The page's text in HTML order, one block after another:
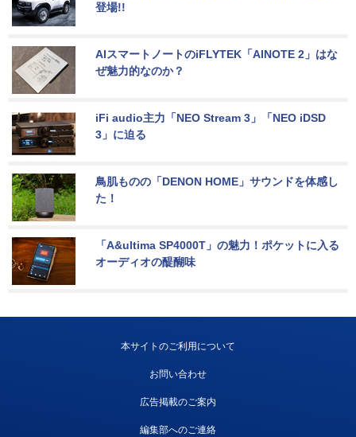
登場!!
AIスマートノートのiFLYTEK「AINOTE 2」はな
ぜ魅力的なのか？
iFi audio主力「NEO Stream 3」「NEO iDSD
3」に迫る
鳥肌ものの「DENON HOME」サウンドを体感し
た！
「A&ultima SP4000T」の魅力！ポケットに入る
オーディオの醍醐味
本サイトのご利用について
お問い合わせ
広告掲載のご案内
編集部へのご連絡